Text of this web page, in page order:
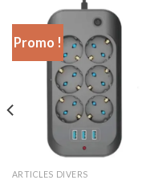
Promo !
ARTICLES DIVERS